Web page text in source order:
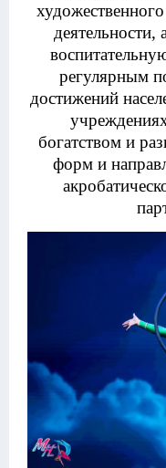
регулярным
достижений
богатством и
форм и